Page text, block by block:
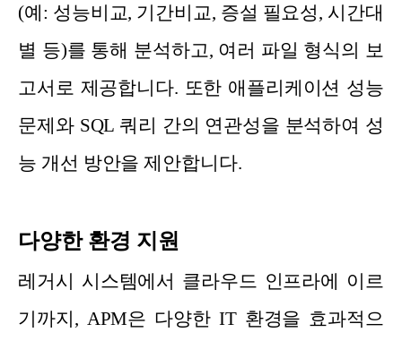
(예: 성능비교, 기간비교, 증설 필요성, 시간대
별 등)를 통해 분석하고, 여러 파일 형식의 보
고서로 제공합니다. 또한 애플리케이션 성능
문제와 SQL 쿼리 간의 연관성을 분석하여 성
능 개선 방안을 제안합니다.
다양한 환경 지원
레거시 시스템에서 클라우드 인프라에 이르
기까지, APM은 다양한 IT 환경을 효과적으